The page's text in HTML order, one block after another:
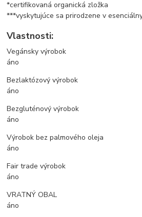
*certifikovaná organická zložka
***vyskytujúce sa prirodzene v
Vlastnosti:
Vegánsky výrobok
áno
Bezlaktózový výrobok
áno
Bezgluténový výrobok
áno
Výrobok bez palmového oleja
áno
Fair trade výrobok
áno
VRATNÝ OBAL
áno